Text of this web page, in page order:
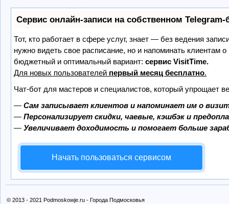
Сервис онлайн-записи на собственном Telegram-
Тот, кто работает в сфере услуг, знает — без ведения
нужно видеть свое расписание, но и напоминать клиентам
бюджетный и оптимальный вариант: сервис VisitTime.
Для новых пользователей первый месяц бесплатно.
Чат-бот для мастеров и специалистов, который упрощает
— Сам записывает клиентов и напоминает им о
— Персонализирует скидки, чаевые, кэшбэк и
— Увеличивает доходимость и помогает больше
Начать пользоваться сервисом
© 2013 - 2021 Podmoskowje.ru - Города Подмосковья